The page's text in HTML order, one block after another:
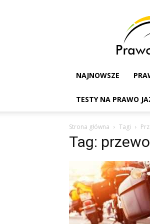
NAJNOWSZE
TESTY NA PRAWO
Strona główna Tagi
Tag: